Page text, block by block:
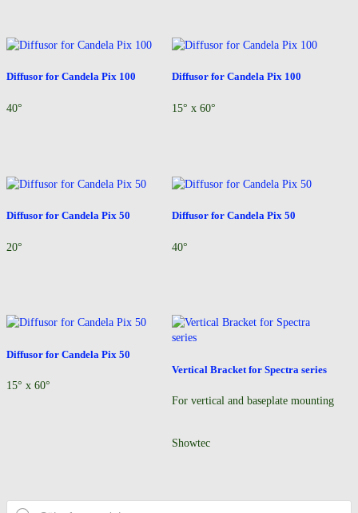
Diffusor for Candela Pix 100
40°
Diffusor for Candela Pix 100
15° x 60°
Diffusor for Candela Pix 50
20°
Diffusor for Candela Pix 50
40°
Diffusor for Candela Pix 50
15° x 60°
Vertical Bracket for Spectra series
For vertical and baseplate mounting
Showtec
Produktsökning